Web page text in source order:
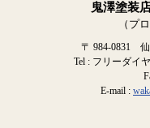
鬼澤塗装
（プ
〒 984-0831
Tel : フリーダイ
E-mail :